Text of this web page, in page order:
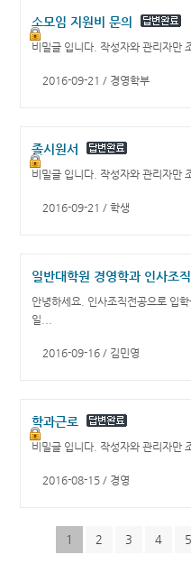
소모임 지원비 문의
비밀글 입니다. 작성자와 관리자만
2016-09-21 / 경영학부
졸시원서
비밀글 입니다. 작성자와 관리자만
2016-09-21 / 학생
안녕하세요. 인사조직전공으로 입
일...
2016-09-16 / 김민영
학과근로
비밀글 입니다. 작성자와 관리자만
2016-08-15 / 경영
1 2 3 4 5